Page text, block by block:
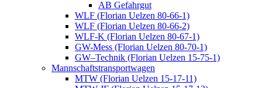
AB Gefahrgut
WLF (Florian Uelzen 80-66-1)
WLF (Florian Uelzen 80-66-2)
WLF-K (Florian Uelzen 80-67-1)
GW-Mess (Florian Uelzen 80-70-1)
GW–Technik (Florian Uelzen 15-75-1)
Mannschaftstransportwagen
MTW (Florian Uelzen 15-17-11)